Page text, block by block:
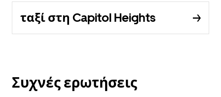
ταξί στη Capitol Heights
Συχνές ερωτήσεις